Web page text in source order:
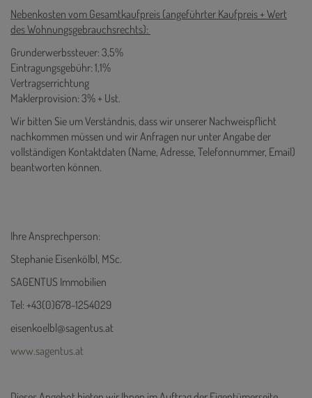
Nebenkosten vom Gesamtkaufpreis (angeführter Kaufpreis + Wert
des Wohnungsgebrauchsrechts):
Grunderwerbssteuer: 3,5%
Eintragungsgebühr: 1,1%
Vertragserrichtung
Maklerprovision: 3% + Ust.
Wir bitten Sie um Verständnis, dass wir unserer Nachweispflicht
nachkommen müssen und wir Anfragen nur unter Angabe der
vollständigen Kontaktdaten (Name, Adresse, Telefonnummer, Email)
beantworten können.
Ihre Ansprechperson:
Stephanie Eisenkölbl, MSc.
SAGENTUS Immobilien
Tel: +43(0)678-1254029
eisenkoelbl@sagentus.at
www.sagentus.at